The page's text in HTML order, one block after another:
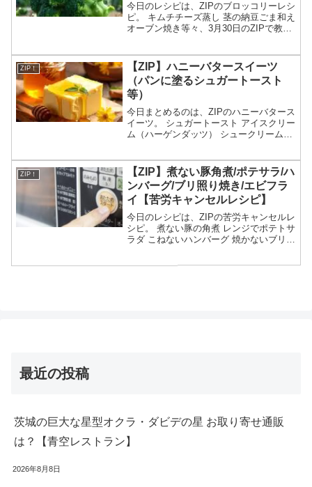
今日のレシピは、ZIPのブロッコリーレシ
ピ。 キムチチーズ蒸し 茎の納豆ごま和え
オーブン焼き等々、3月30日のZIPで教え
ブロッコリーレシピブロッコリーの特集
が...
ZIP！
【ZIP】ハニーバタースイーツ
（パンに塗るシュガートースト
等）
今日まとめるのは、ZIPのハニーバタース
イーツ。 シュガートースト アイスクリー
ム（ハーゲンダッツ） シュークリーム
てです。（放送前は予想・画像はイメー
ジです）Z...
ZIP！
【ZIP】煮ない豚角煮/ポテサラ/ハ
ンバーグ/ブリ照り焼き/エビフラ
イ【苦労キャンセルレシピ】
今日のレシピは、ZIPの苦労キャンセルレ
シピ。 煮ない豚の角煮 レンジでポテトサ
ラダ こねないハンバーグ 焼かないブリの
最近の投稿
茨城の巨大な星型オクラ・ダビデの星 お取り寄せ通販
は？【青空レストラン】
2026年8月8日